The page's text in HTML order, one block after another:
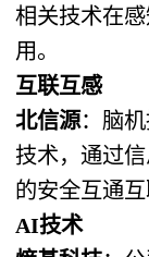
相关技术在
用。
互联互感
北信源：脑
技术，通过
的安全互通互
AI技术